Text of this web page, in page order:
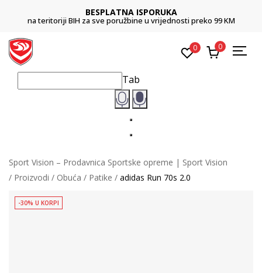
BESPLATNA ISPORUKA
na teritoriji BIH za sve poružbine u vrijednosti preko 99 KM
0 0
Tab
Sport Vision – Prodavnica Sportske opreme | Sport Vision
Proizvodi
Obuća Patike adidas Run 70s 2.0
-30% U KORPI